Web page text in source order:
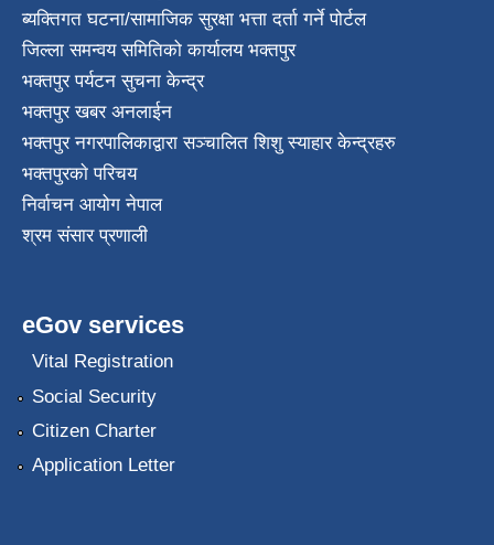
ब्यक्तिगत घटना/सामाजिक सुरक्षा भत्ता दर्ता गर्ने पोर्टल
जिल्ला समन्वय समितिको कार्यालय भक्तपुर
भक्तपुर पर्यटन सुचना केन्द्र
भक्तपुर खबर अनलाईन
भक्तपुर नगरपालिकाद्वारा सञ्चालित शिशु स्याहार केन्द्रहरु
भक्तपुरकाे परिचय
निर्वाचन आयोग नेपाल
श्रम संसार प्रणाली
eGov services
Vital Registration
Social Security
Citizen Charter
Application Letter